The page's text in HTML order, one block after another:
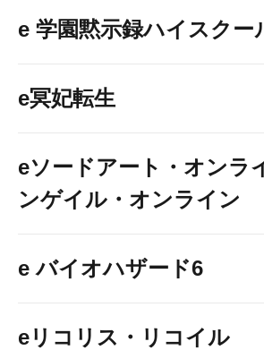
e 学園黙示録ハイスク
e冥妃転生
eソードアート・オンラ
ンゲイル・オンライン
e バイオハザード6
eリコリス・リコイル